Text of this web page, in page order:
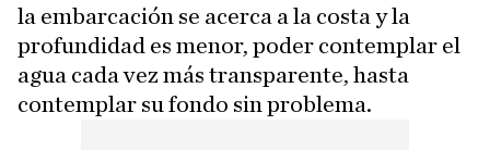
la embarcación se acerca a la costa y la
profundidad es menor, poder contemplar el
agua cada vez más transparente, hasta
contemplar su fondo sin problema.